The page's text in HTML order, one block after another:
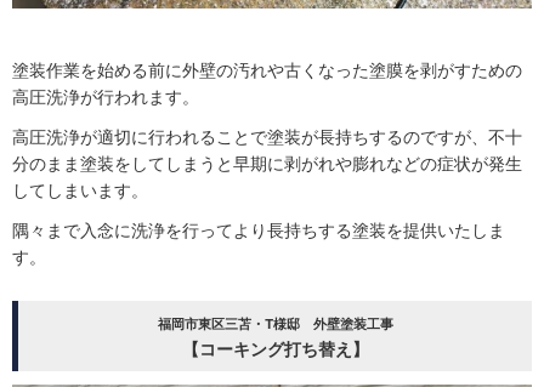
塗装作業を始める前に外壁の汚れや古くなった塗膜を剥がすための
高圧洗浄が行われます。
高圧洗浄が適切に行われることで塗装が長持ちするのですが、不十
分のまま塗装をしてしまうと早期に剥がれや膨れなどの症状が発生
してしまいます。
隅々まで入念に洗浄を行ってより長持ちする塗装を提供いたしま
す。
福岡市東区三苫・T様邸 外壁塗装工事
【コーキング打ち替え】